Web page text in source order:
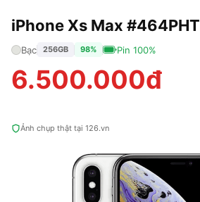
Ảnh chụp thật tại 126.vn
iPhone Xs Max #464PHT
Bạc 256GB 98% Pin 100%
6.500.000đ